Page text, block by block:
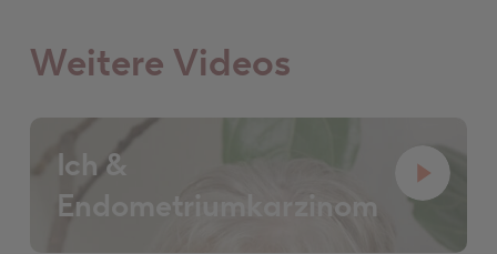
Weitere Videos
Ich &
Endometriumkarzinom